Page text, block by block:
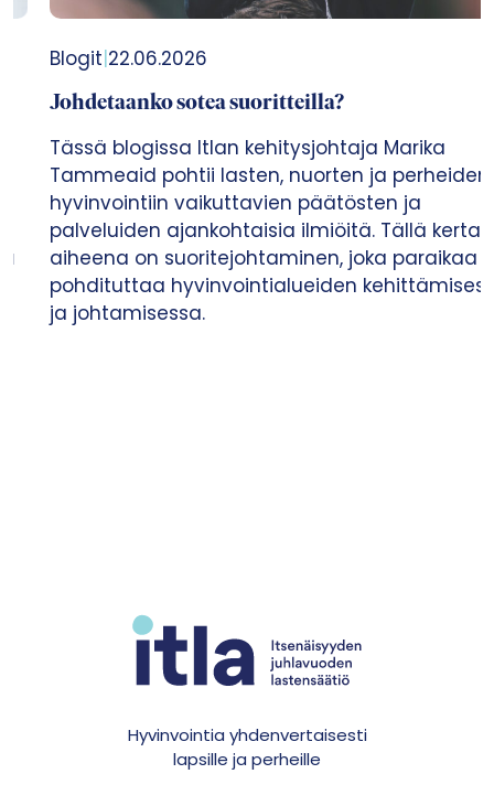
Blogit|22.06.2026
Johdetaanko sotea suoritteilla?
Tässä blogissa Itlan kehitysjohtaja Marika
Tammeaid pohtii lasten, nuorten ja perheiden
hyvinvointiin vaikuttavien päätösten ja
palveluiden ajankohtaisia ilmiöitä. Tällä kertaa
aiheena on suoritejohtaminen, joka paraikaa
pohdituttaa hyvinvointialueiden kehittämisessä
ja johtamisessa.
Hyvinvointia yhdenvertaisesti
lapsille ja perheille